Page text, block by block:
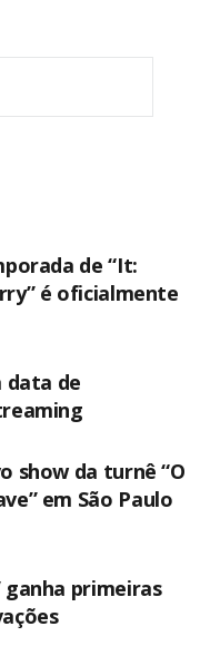
de “It:
é oficialmente
data de
show da turnê “O
em São Paulo
ganha primeiras